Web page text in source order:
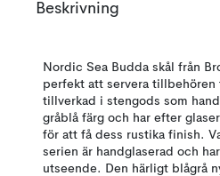
Beskrivning
Nordic Sea Budda skål från
perfekt att servera tillbehören
tillverkad i stengods som
gråblå färg och har efter
för att få dess rustika finish.
serien är handglaserad och
utseende. Den härligt blågrå